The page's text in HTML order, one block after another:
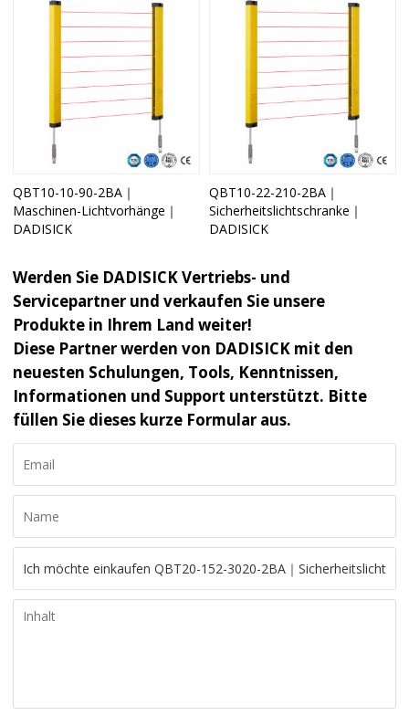
QBT10-10-90-2BA｜
Maschinen-Lichtvorhänge｜
DADISICK
QBT10-22-210-2BA｜
Sicherheitslichtschranke｜
DADISICK
Werden Sie DADISICK Vertriebs- und
Servicepartner und verkaufen Sie unsere
Produkte in Ihrem Land weiter!
Diese Partner werden von DADISICK mit den
neuesten Schulungen, Tools, Kenntnissen,
Informationen und Support unterstützt. Bitte
füllen Sie dieses kurze Formular aus.